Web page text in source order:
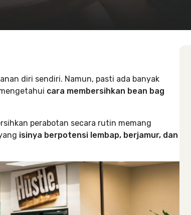
diri sendiri. Namun, pasti ada banyak
cara membersihkan bean bag
perabotan secara rutin memang
isinya berpotensi lembap, berjamur, dan